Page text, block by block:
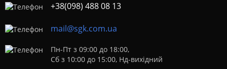
+38(098) 488 08 13
mail@sgk.com.ua
Пн-Пт з 09:00 до 18:00,
Сб з 10:00 до 15:00, Нд-вихідний